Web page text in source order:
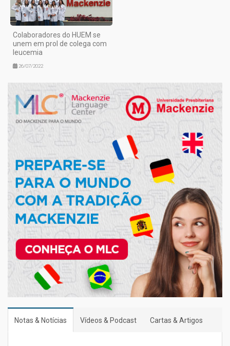
Colaboradores do HUEM se
unem em prol de colega com
leucemia
26/07/2022
Notas & Notícias Vídeos & Podcast Cartas & Artigos